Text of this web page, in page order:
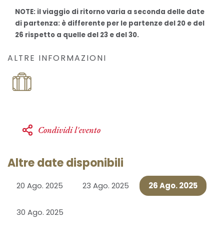
NOTE: il viaggio di ritorno varia a seconda delle date
di partenza: è differente per le partenze del 20 e del
26 rispetto a quelle del 23 e del 30.
ALTRE INFORMAZIONI
Condividi l'evento
Altre date disponibili
20 Ago. 2025 23 Ago. 2025 26 Ago. 2025
30 Ago. 2025